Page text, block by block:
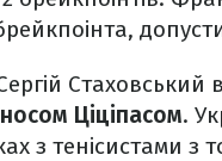
Ціціпасом.
з тенісистами з